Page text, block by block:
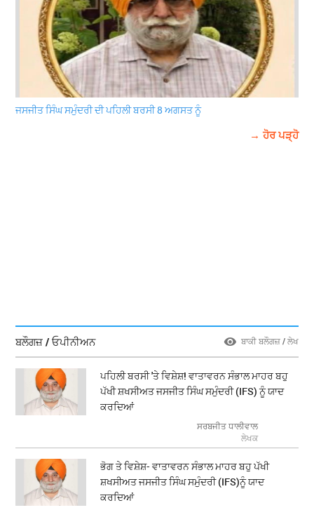
ਜਸਜੀਤ ਸਿੰਘ ਸਮੁੰਦਰੀ ਦੀ ਪਹਿਲੀ ਬਰਸੀ 8 ਅਗਸਤ ਨੂੰ
→ ਹੋਰ ਪੜ੍ਹੋ
ਬਲੌਗਜ਼ / ਓਪੀਨੀਅਨ ਬਾਕੀ ਬਲੌਗਜ਼ / ਲੇਖ
ਪਹਿਲੀ ਬਰਸੀ 'ਤੇ ਵਿਸ਼ੇਸ਼! ਵਾਤਾਵਰਨ ਸੰਭਾਲ ਮਾਹਰ ਬਹੁ
ਪੱਖੀ ਸ਼ਖਸੀਅਤ ਜਸਜੀਤ ਸਿੰਘ ਸਮੁੰਦਰੀ (IFS) ਨੂੰ ਯਾਦ
ਕਰਦਿਆਂ
ਸਰਬਜੀਤ ਧਾਲੀਵਾਲ
ਲੇਖਕ
ਭੋਗ ਤੇ ਵਿਸ਼ੇਸ਼- ਵਾਤਾਵਰਨ ਸੰਭਾਲ ਮਾਹਰ ਬਹੁ ਪੱਖੀ
ਸ਼ਖਸੀਅਤ ਜਸਜੀਤ ਸਿੰਘ ਸਮੁੰਦਰੀ (IFS)ਨੂੰ ਯਾਦ
ਕਰਦਿਆਂ